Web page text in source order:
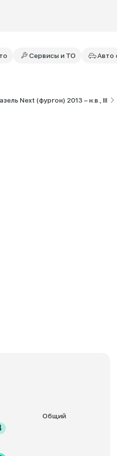
Сервисы и ТО Авто
Next (фургон) 2013 – н.в., III
Общий